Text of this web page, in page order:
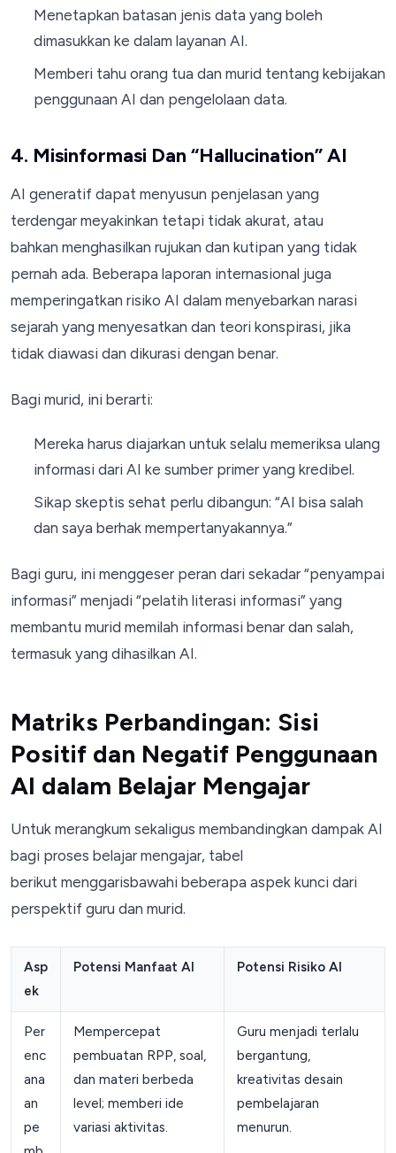
Menetapkan batasan jenis data yang boleh
dimasukkan ke dalam layanan AI.
Memberi tahu orang tua dan murid tentang kebijakan
penggunaan AI dan pengelolaan data.
4. Misinformasi Dan “Hallucination” AI
AI generatif dapat menyusun penjelasan yang
terdengar meyakinkan tetapi tidak akurat, atau
bahkan menghasilkan rujukan dan kutipan yang tidak
pernah ada. Beberapa laporan internasional juga
memperingatkan risiko AI dalam menyebarkan narasi
sejarah yang menyesatkan dan teori konspirasi, jika
tidak diawasi dan dikurasi dengan benar.
Bagi murid, ini berarti:
Mereka harus diajarkan untuk selalu memeriksa ulang
informasi dari AI ke sumber primer yang kredibel.
Sikap skeptis sehat perlu dibangun: “AI bisa salah
dan saya berhak mempertanyakannya.”
Bagi guru, ini menggeser peran dari sekadar “penyampai
informasi” menjadi “pelatih literasi informasi” yang
membantu murid memilah informasi benar dan salah,
termasuk yang dihasilkan AI.
Matriks Perbandingan: Sisi
Positif dan Negatif Penggunaan
AI dalam Belajar Mengajar
Untuk merangkum sekaligus membandingkan dampak AI
bagi proses belajar mengajar, tabel
berikut menggarisbawahi beberapa aspek kunci dari
perspektif guru dan murid.
Asp
ek
Potensi Manfaat AI Potensi Risiko AI
Per
enc
ana
an
pe
Mempercepat
pembuatan RPP, soal,
dan materi berbeda
level; memberi ide
variasi aktivitas.
Guru menjadi terlalu
bergantung,
kreativitas desain
pembelajaran
menurun.